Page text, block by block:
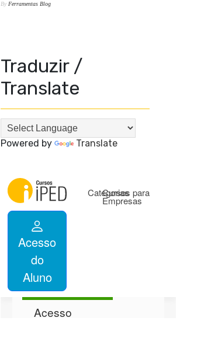
By Ferramentas Blog
Traduzir /
Translate
Powered by Translate